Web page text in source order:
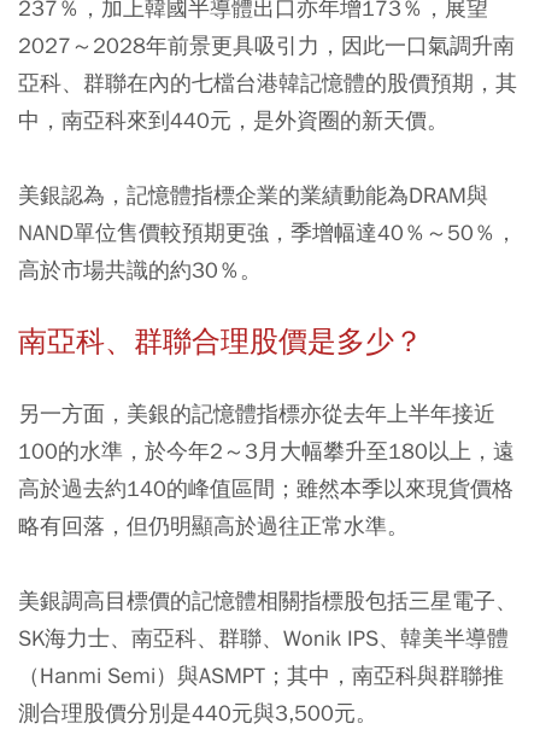
237％，加上韓國半導體出口亦年增173％，展望
2027～2028年前景更具吸引力，因此一口氣調升南
亞科、群聯在內的七檔台港韓記憶體的股價預期，其
中，南亞科來到440元，是外資圈的新天價。
美銀認為，記憶體指標企業的業績動能為DRAM與
NAND單位售價較預期更強，季增幅達40％～50％，
高於市場共識的約30％。
南亞科、群聯合理股價是多少？
另一方面，美銀的記憶體指標亦從去年上半年接近
100的水準，於今年2～3月大幅攀升至180以上，遠
高於過去約140的峰值區間；雖然本季以來現貨價格
略有回落，但仍明顯高於過往正常水準。
美銀調高目標價的記憶體相關指標股包括三星電子、
SK海力士、南亞科、群聯、Wonik IPS、韓美半導體
（Hanmi Semi）與ASMPT；其中，南亞科與群聯推
測合理股價分別是440元與3,500元。